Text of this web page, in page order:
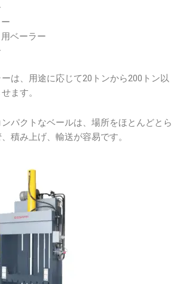
ベーラー
は、用途に応じて20トンから200トン以
ます。
パクトなベールは、場所をほとんどとら
積み上げ、輸送が容易です。